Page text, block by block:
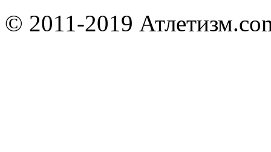
© 2011-2019